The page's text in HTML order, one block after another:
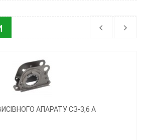
АПАРАТУ СЗ-3,6 А